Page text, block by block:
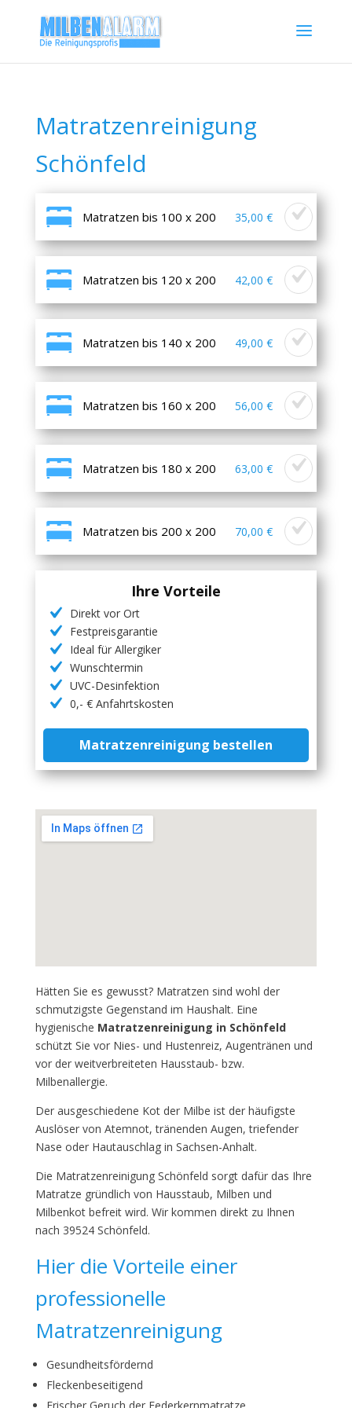
Matratzenreinigung
Schönfeld
Matratzen bis 100 x 200 35,00 €
Matratzen bis 120 x 200 42,00 €
Matratzen bis 140 x 200 49,00 €
Matratzen bis 160 x 200 56,00 €
Matratzen bis 180 x 200 63,00 €
Matratzen bis 200 x 200 70,00 €
Ihre Vorteile
Direkt vor Ort
Festpreisgarantie
Ideal für Allergiker
Wunschtermin
UVC-Desinfektion
0,- € Anfahrtskosten
Matratzenreinigung bestellen
Hätten Sie es gewusst? Matratzen sind wohl der
schmutzigste Gegenstand im Haushalt. Eine
hygienische Matratzenreinigung in Schönfeld
schützt Sie vor Nies- und Hustenreiz, Augentränen und
vor der weitverbreiteten Hausstaub- bzw.
Milbenallergie.
Der ausgeschiedene Kot der Milbe ist der häufigste
Auslöser von Atemnot, tränenden Augen, triefender
Nase oder Hautauschlag in Sachsen-Anhalt.
Die Matratzenreinigung Schönfeld sorgt dafür das Ihre
Matratze gründlich von Hausstaub, Milben und
Milbenkot befreit wird. Wir kommen direkt zu Ihnen
nach 39524 Schönfeld.
Hier die Vorteile einer
professionelle
Matratzenreinigung
Gesundheitsfördernd
Fleckenbeseitigend